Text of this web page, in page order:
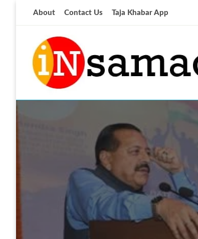
About Contact Us Taja Khabar App
आज की ताजा खबर